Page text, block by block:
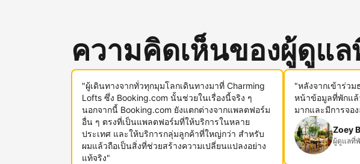
ความคิดเห็นของผู้ดูแ
"ผู้เดินทางจากทั่วทุกมุมโลกเดินทางมาที่ Charming
Lofts ซึ่ง Booking.com นั้นช่วยในเรื่องนี้จริง ๆ
นอกจากนี้ Booking.com ยังแตกต่างจากแพลตฟอร์ม
อื่น ๆ ตรงที่เป็นแพลตฟอร์มที่ให้บริการในหลาย
ประเทศ และให้บริการกลุ่มลูกค้าที่ใหญ่กว่า สำหรับ
ผมแล้วถือเป็นสิ่งที่ช่วยสร้างความเปลี่ยนแปลงอย่าง
แท้จริง"
"หลังจากเข้าร่ว
หน้าข้อมูลที่พักแล้
มากและมีการจอ
Zoey
ผู้ดูแลที่